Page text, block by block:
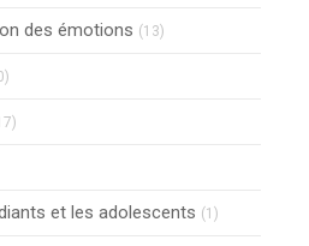
des émotions (13)
et les adolescents (1)